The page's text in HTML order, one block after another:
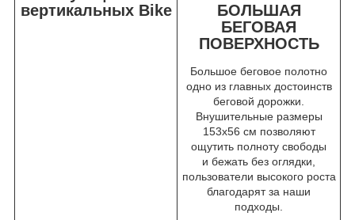
БОЛЬШАЯ
БЕГОВАЯ
ПОВЕРХНОСТЬ
Большое беговое полотно
одно из главных достоинств
беговой дорожки.
Внушительные размеры
153х56 см позволяют
ощутить полноту свободы
и бежать без оглядки,
пользователи высокого роста
благодарят за наши
подходы.